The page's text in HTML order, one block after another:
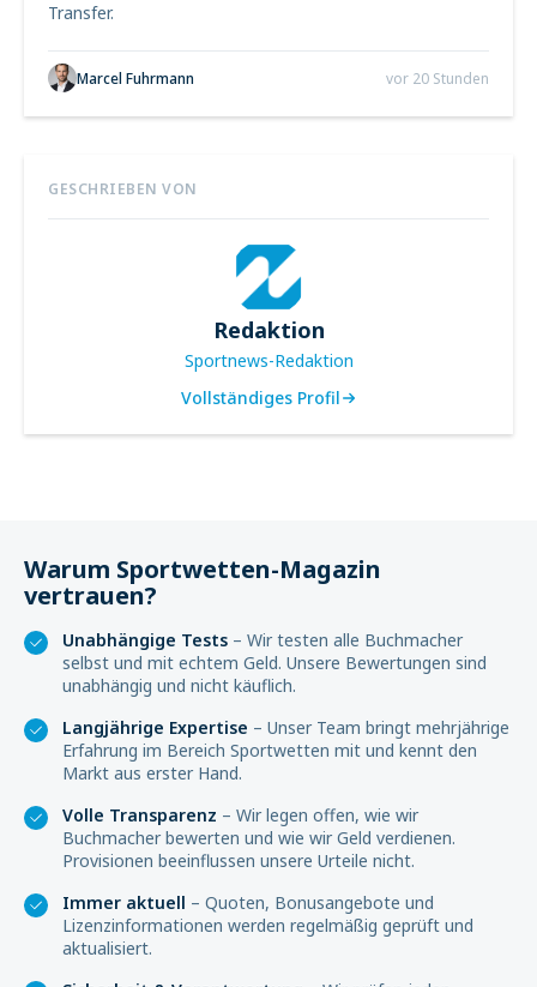
Transfer.
Marcel Fuhrmann vor 20 Stunden
GESCHRIEBEN VON
Redaktion
Sportnews-Redaktion
Vollständiges Profil
Warum Sportwetten-Magazin
vertrauen?
Unabhängige Tests – Wir testen alle Buchmacher
selbst und mit echtem Geld. Unsere Bewertungen sind
unabhängig und nicht käuflich.
Langjährige Expertise – Unser Team bringt mehrjährige
Erfahrung im Bereich Sportwetten mit und kennt den
Markt aus erster Hand.
Volle Transparenz – Wir legen offen, wie wir
Buchmacher bewerten und wie wir Geld verdienen.
Provisionen beeinflussen unsere Urteile nicht.
Immer aktuell – Quoten, Bonusangebote und
Lizenzinformationen werden regelmäßig geprüft und
aktualisiert.